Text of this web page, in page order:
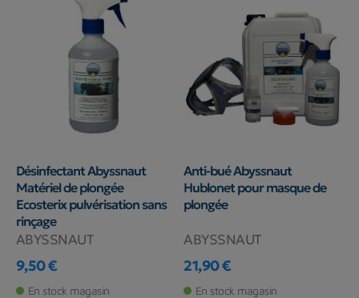
Désinfectant Abyssnaut
Matériel de plongée
Ecosterix pulvérisation sans
rinçage
ABYSSNAUT
Prix
9,50 €
En stock magasin
Anti-bué Abyssnaut
Hublonet pour masque de
plongée
ABYSSNAUT
Prix
21,90 €
En stock magasin